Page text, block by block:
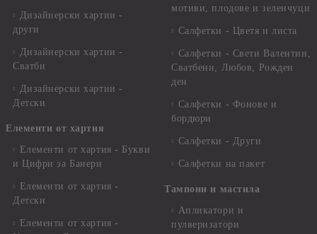
Дизайнерски хартии -
други
Дизайнерски хартии -
Сватби
Дизайнерски хартии -
Детски
Елементи от хартия
Елементи от хартия - Букви
и Цифри за Банери
Елементи от хартия -
Детски
Елементи от хартия -
мотиви, плодове и зеленчуци
Салфетки - Цветя и листа
Салфетки - Свети Валентин,
Сватбени, Любов, Рожден
ден
Салфетки - Фонове и
бордюри
Салфетки - Други
Салфетки на пакет
Тампони и мастила
Апликатори и
пулверизатори